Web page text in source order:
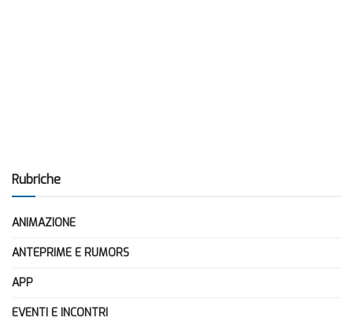
Rubriche
ANIMAZIONE
ANTEPRIME E RUMORS
APP
EVENTI E INCONTRI